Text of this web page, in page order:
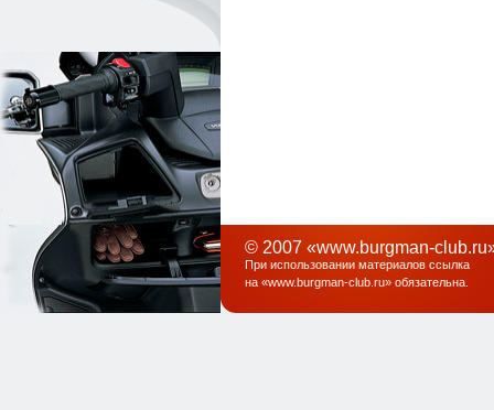
© 2007 «www.burgman-
При использовании материалов ссылка
на «www.burgman-club.ru» обязательна